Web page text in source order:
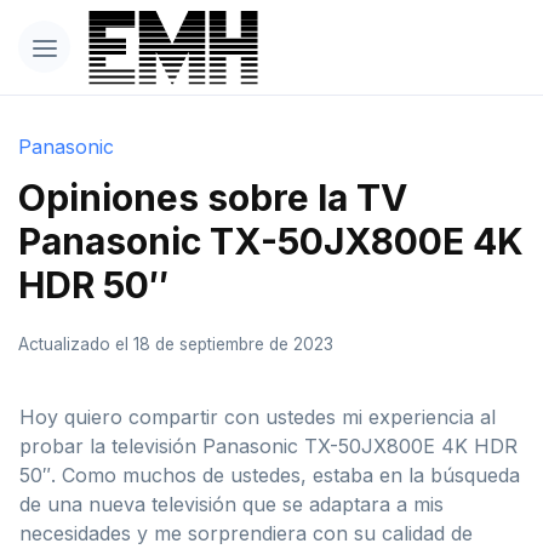
Panasonic
Opiniones sobre la TV
Panasonic TX-50JX800E 4K
HDR 50″
Actualizado el 18 de septiembre de 2023
Hoy quiero compartir con ustedes mi experiencia al
probar la televisión Panasonic TX-50JX800E 4K HDR
50″. Como muchos de ustedes, estaba en la búsqueda
de una nueva televisión que se adaptara a mis
necesidades y me sorprendiera con su calidad de